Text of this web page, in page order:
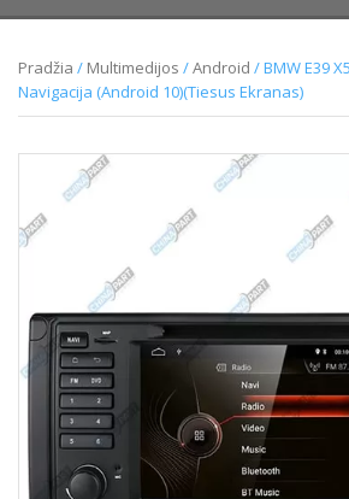
Pradžia / Multimedijos /Android / BMW E39
Navigacija (Android 10)(Tiesus Ekranas)